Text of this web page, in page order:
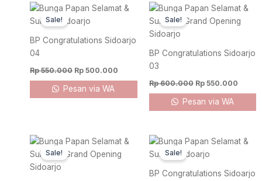
Sale!
BP Congratulations Sidoarjo
04
Rp550.000
Original
price
was:
Rp 500.000
Current
Rp 500.000.
Pesan via WA
Sale!
BP Congratulations Sidoarjo
03
Rp600.000
Original
price
was:
Rp550.000
is:
Pesan via WA
Sale!
Original
price
was:
Current
is:
Sale!
BP Congratulations Sidoarjo
Original
price
was: